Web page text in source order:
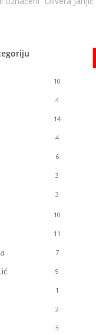
to close
10
4
14
4
6
3
3
10
11
7
9
1
2
3